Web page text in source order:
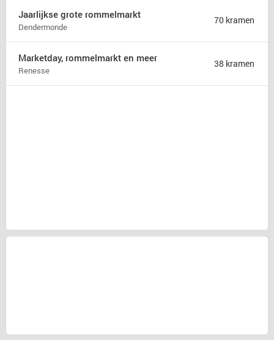
Jaarlijkse grote rommelmarkt
Dendermonde
70 kramen
Marketday, rommelmarkt en meer
Renesse
38 kramen